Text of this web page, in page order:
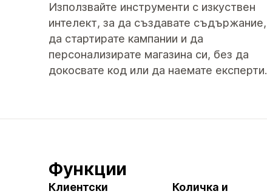
Използвайте инструменти с изкуствен
интелект, за да създавате съдържание,
да стартирате кампании и да
персонализирате магазина си, без да
докосвате код или да наемате експерти.
Функции
Клиентски
Количка и